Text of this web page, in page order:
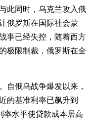
此同时，乌克兰攻入俄
俄罗斯在国际社会蒙
事已经失控，随着西方
极限制裁，俄罗斯在全
自俄乌战争爆发以来，
的基准利率已飙升到
率水平使贷款成本居高